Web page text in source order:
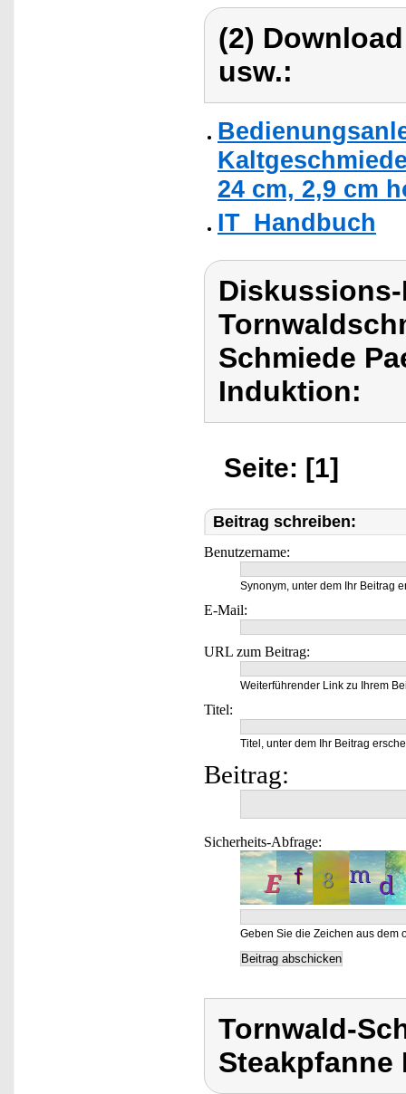
(2)
usw.:
24 cm, 2,9 cm
IT_Handbuch
Schmiede
Induktion:
Seite: [1]
Beitrag schreiben:
Benutzername:
Synonym, unter dem Ihr Beitrag
E-Mail:
URL zum Beitrag:
Weiterführender Link zu Ihrem
Titel:
Titel, unter dem Ihr Beitrag
Beitrag:
Sicherheits-Abfrage:
Geben Sie die Zeichen aus dem
Tornwald-